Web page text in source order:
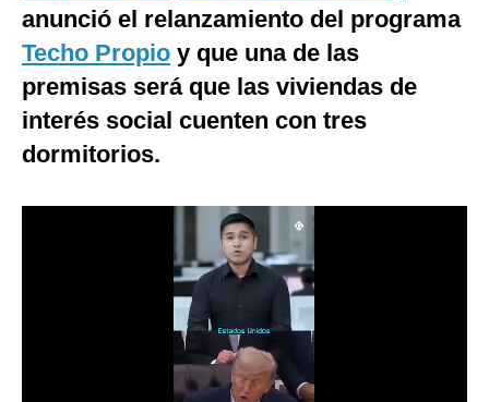
España
Tecnología
Club del Suscriptor
Mix
anunció el relanzamiento del programa
Techo Propio y que una de las
premisas será que las viviendas de
interés social cuenten con tres
dormitorios.